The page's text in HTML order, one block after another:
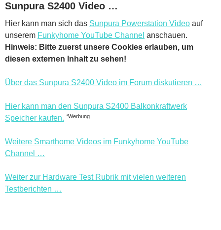
Sunpura S2400 Video …
Hier kann man sich das Sunpura Powerstation Video auf
unserem Funkyhome YouTube Channel anschauen.
Hinweis: Bitte zuerst unsere Cookies erlauben, um
diesen externen Inhalt zu sehen!
Über das Sunpura S2400 Video im Forum diskutieren …
Hier kann man den Sunpura S2400 Balkonkraftwerk
Speicher kaufen. *Werbung
Weitere Smarthome Videos im Funkyhome YouTube
Channel …
Weiter zur Hardware Test Rubrik mit vielen weiteren
Testberichten …